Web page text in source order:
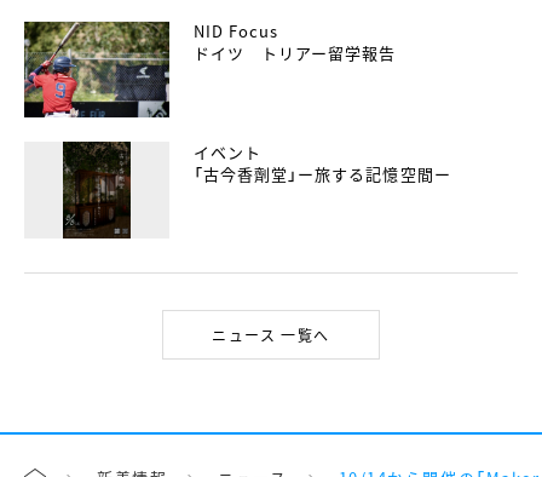
NID Focus
ドイツ トリアー留学報告
イベント
「古今香劑堂」ー旅する記憶空間ー
ニュース 一覧へ